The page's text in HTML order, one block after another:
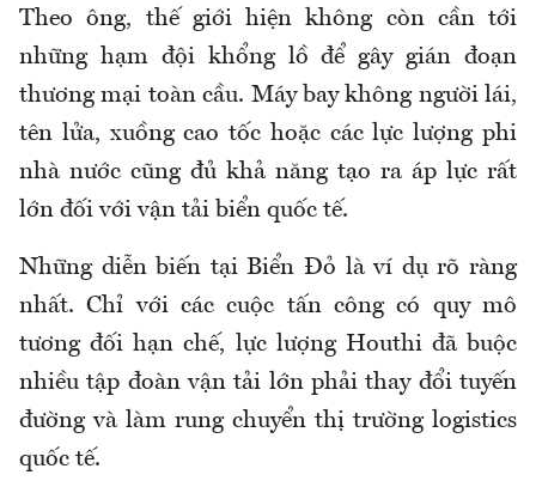
Theo ông, thế giới hiện không còn cần tới
những hạm đội khổng lồ để gây gián đoạn
thương mại toàn cầu. Máy bay không người lái,
tên lửa, xuồng cao tốc hoặc các lực lượng phi
nhà nước cũng đủ khả năng tạo ra áp lực rất
lớn đối với vận tải biển quốc tế.
Những diễn biến tại Biển Đỏ là ví dụ rõ ràng
nhất. Chỉ với các cuộc tấn công có quy mô
tương đối hạn chế, lực lượng Houthi đã buộc
nhiều tập đoàn vận tải lớn phải thay đổi tuyến
đường và làm rung chuyển thị trường logistics
quốc tế.